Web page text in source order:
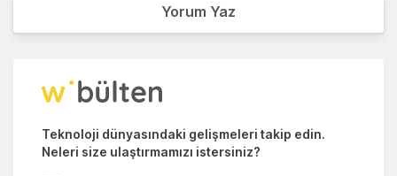
Yorum Yaz
Teknoloji dünyasındaki gelişmeleri takip edin.
Neleri size ulaştırmamızı istersiniz?